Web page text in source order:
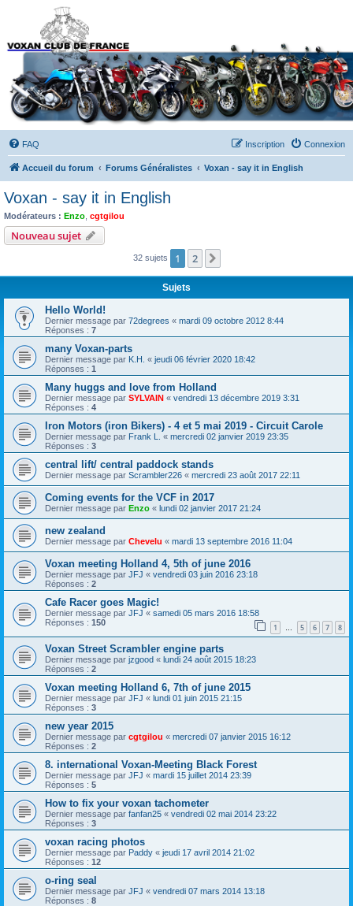
Forums du Voxan Club
de France
FAQ Connexion
Inscription
Accueil du forum Forums Généralistes Voxan - say it in English
Voxan - say it in English
Modérateurs : Enzo cgtgilou
Nouveau sujet
32 sujets 1 2
Sujets
Hello World!
Dernier message par 72degrees « mardi 09 octobre 2012 8:44
Réponses : 7
many Voxan-parts
Dernier message par K.H. « jeudi 06 février 2020 18:42
Réponses : 1
Many huggs and love from Holland
Dernier message par SYLVAIN « vendredi 13 décembre 2019 3:31
Réponses : 4
Iron Motors (iron Bikers) - 4 et 5 mai 2019 - Circuit Carole
Dernier message par Frank L. « mercredi 02 janvier 2019 23:35
Réponses : 3
central lift/ central paddock stands
Dernier message par Scrambler226 « mercredi 23 août 2017 22:11
Coming events for the VCF in 2017
Dernier message par Enzo « lundi 02 janvier 2017 21:24
new zealand
Dernier message par Chevelu « mardi 13 septembre 2016 11:04
Voxan meeting Holland 4, 5th of june 2016
Dernier message par JFJ « vendredi 03 juin 2016 23:18
Réponses : 2
Cafe Racer goes Magic!
Dernier message par JFJ « samedi 05 mars 2016 18:58
Réponses : 150 1 5 6 7 8
Voxan Street Scrambler engine parts
Dernier message par jzgood « lundi 24 août 2015 18:23
Réponses : 2
Voxan meeting Holland 6, 7th of june 2015
Dernier message par JFJ « lundi 01 juin 2015 21:15
Réponses : 3
new year 2015
Dernier message par cgtgilou « mercredi 07 janvier 2015 16:12
Réponses : 2
8. international Voxan-Meeting Black Forest
Dernier message par JFJ « mardi 15 juillet 2014 23:39
Réponses : 5
How to fix your voxan tachometer
Dernier message par fanfan25 « vendredi 02 mai 2014 23:22
Réponses : 3
voxan racing photos
Dernier message par Paddy « jeudi 17 avril 2014 21:02
Réponses : 12
o-ring seal
Dernier message par JFJ « vendredi 07 mars 2014 13:18
Réponses : 8